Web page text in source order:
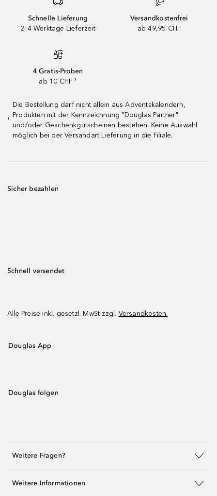
Schnelle Lieferung
2–4 Werktage Lieferzeit
Versandkostenfrei
ab 49,95 CHF
4 Gratis-Proben
ab 10 CHF ¹
¹
Die Bestellung darf nicht allein aus Adventskalendern,
Produkten mit der Kennzeichnung "Douglas Partner"
und/oder Geschenkgutscheinen bestehen. Keine Auswahl
möglich bei der Versandart Lieferung in die Filiale.
Sicher bezahlen
Schnell versendet
Alle Preise inkl. gesetzl. MwSt zzgl. Versandkosten.
Douglas App
Douglas folgen
Weitere Fragen?
Weitere Informationen